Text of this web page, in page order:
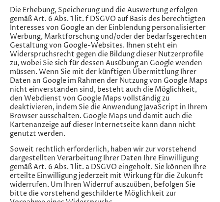
Die Erhebung, Speicherung und die Auswertung erfolgen
gemäß Art. 6 Abs. 1 lit. f DSGVO auf Basis des berechtigten
Interesses von Google an der Einblendung personalisierter
Werbung, Marktforschung und/oder der bedarfsgerechten
Gestaltung von Google-Websites. Ihnen steht ein
Widerspruchsrecht gegen die Bildung dieser Nutzerprofile
zu, wobei Sie sich für dessen Ausübung an Google wenden
müssen. Wenn Sie mit der künftigen Übermittlung Ihrer
Daten an Google im Rahmen der Nutzung von Google Maps
nicht einverstanden sind, besteht auch die Möglichkeit,
den Webdienst von Google Maps vollständig zu
deaktivieren, indem Sie die Anwendung JavaScript in Ihrem
Browser ausschalten. Google Maps und damit auch die
Kartenanzeige auf dieser Internetseite kann dann nicht
genutzt werden.
Soweit rechtlich erforderlich, haben wir zur vorstehend
dargestellten Verarbeitung Ihrer Daten Ihre Einwilligung
gemäß Art. 6 Abs. 1 lit. a DSGVO eingeholt. Sie können Ihre
erteilte Einwilligung jederzeit mit Wirkung für die Zukunft
widerrufen. Um Ihren Widerruf auszuüben, befolgen Sie
bitte die vorstehend geschilderte Möglichkeit zur